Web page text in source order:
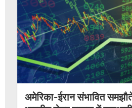
अमेरिका-ईरान संभावित